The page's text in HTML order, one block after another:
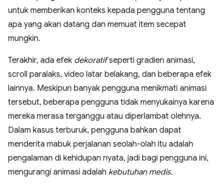
untuk memberikan konteks kepada pengguna tentang
apa yang akan datang dan memuat item secepat
mungkin.
Terakhir, ada efek dekoratifseperti gradien animasi,
scroll paralaks, video latar belakang, dan beberapa efek
lainnya. Meskipun banyak pengguna menikmati animasi
tersebut, beberapa pengguna tidak menyukainya karena
mereka merasa terganggu atau diperlambat olehnya.
Dalam kasus terburuk, pengguna bahkan dapat
menderita mabuk perjalanan seolah-olah itu adalah
pengalaman di kehidupan nyata, jadi bagi pengguna ini,
mengurangi animasi adalah kebutuhan medis.